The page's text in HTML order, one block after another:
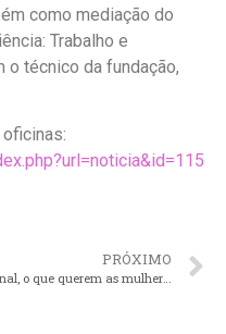
como mediação do
Trabalho e
o técnico da fundação,
PRÓXIMO
Afinal, o que querem as mulheres…